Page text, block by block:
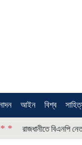
আইন বিশ্ব
বিএনপি নেতাকে গুলি,